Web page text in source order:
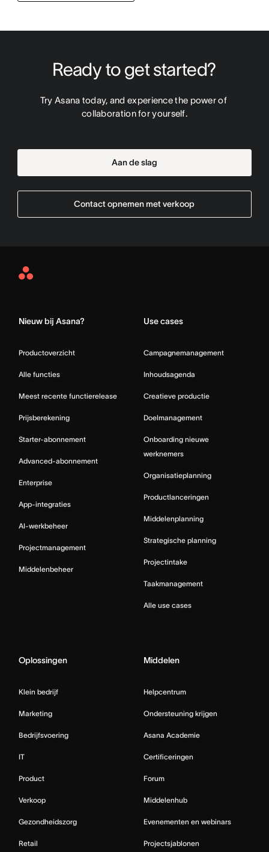
Ready to get started?
Try Asana today, and experience the power of
collaboration for yourself.
Aan de slag
Contact opnemen met verkoop
Asana
Nieuw bij Asana?
Productoverzicht
Alle functies
Meest recente functierelease
Prijsberekening
Starter-abonnement
Advanced-abonnement
Enterprise
App-integraties
AI-werkbeheer
Projectmanagement
Middelenbeheer
Use cases
Campagnemanagement
Inhoudsagenda
Creatieve productie
Doelmanagement
Onboarding nieuwe
werknemers
Organisatieplanning
Productlanceringen
Middelenplanning
Strategische planning
Projectintake
Taakmanagement
Alle use cases
Oplossingen
Klein bedrijf
Marketing
Bedrijfsvoering
IT
Product
Verkoop
Gezondheidszorg
Retail
Middelen
Helpcentrum
Ondersteuning krijgen
Asana Academie
Certificeringen
Forum
Middelenhub
Evenementen en webinars
Projectsjablonen